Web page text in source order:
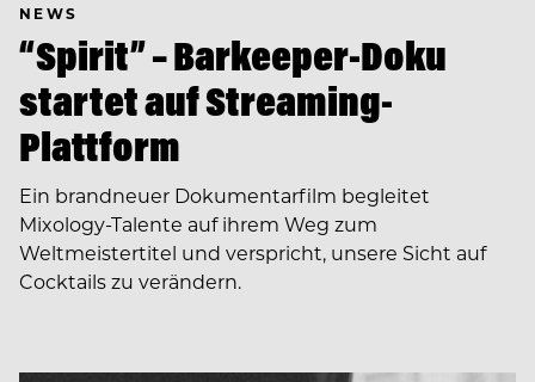
NEWS
“Spirit” – Barkeeper-Doku
startet auf Streaming-
Plattform
Ein brandneuer Dokumentarfilm begleitet
Mixology-Talente auf ihrem Weg zum
Weltmeistertitel und verspricht, unsere Sicht auf
Cocktails zu verändern.